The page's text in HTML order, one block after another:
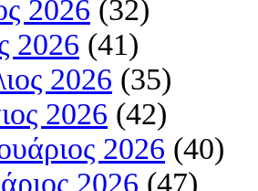
2026 (32)
2026 (41)
2026 (35)
2026 (42)
2026 (40)
2026 (47)